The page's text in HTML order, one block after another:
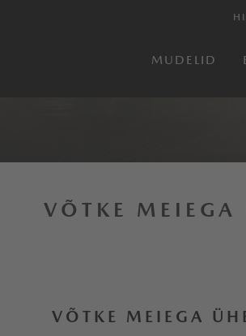
MUDELID
VÕTKE MEIEGA
VÕTKE MEIEGA